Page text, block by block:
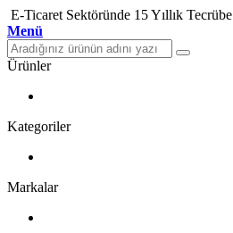
E-Ticaret Sektöründe 15 Yıllık Tecrübe
Menü
Ürünler
Kategoriler
Markalar